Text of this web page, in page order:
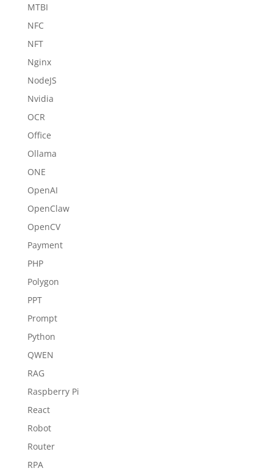
MTBI
NFC
NFT
Nginx
NodeJS
Nvidia
OCR
Office
Ollama
ONE
OpenAI
OpenClaw
OpenCV
Payment
PHP
Polygon
PPT
Prompt
Python
QWEN
RAG
Raspberry Pi
React
Robot
Router
RPA